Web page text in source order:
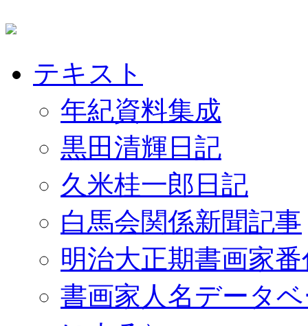
テキスト
年紀資料集成
黒田清輝日記
久米桂一郎日記
白馬会関係新聞記事
明治大正期書画家
書画家人名データ